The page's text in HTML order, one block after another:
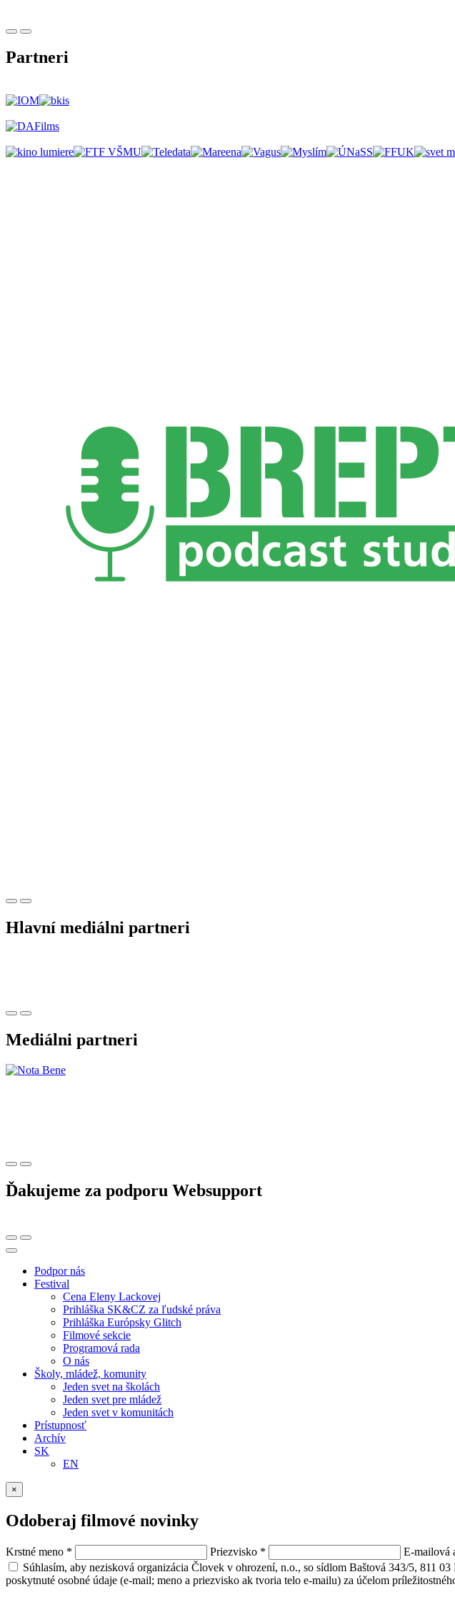
Partneri
Hlavní mediálni partneri
Mediálni partneri
Ďakujeme za podporu Websupport
Podpor nás
Festival
Cena Eleny Lackovej
Prihláška SK&CZ za ľudské práva
Prihláška Európsky Glitch
Filmové sekcie
Programová rada
O nás
Školy, mládež, komunity
Jeden svet na školách
Jeden svet pre mládež
Jeden svet v komunitách
Prístupnosť
Archív
SK
EN
×
Odoberaj filmové novinky
Krstné meno * Priezvisko * E-mailová
Súhlasím, aby nezisková organizácia Človek v ohrození, n.o., so sídlom Baštová 343/5, 811
poskytnuté osobné údaje (e-mail; meno a priezvisko ak tvoria telo e-mailu) za účelom